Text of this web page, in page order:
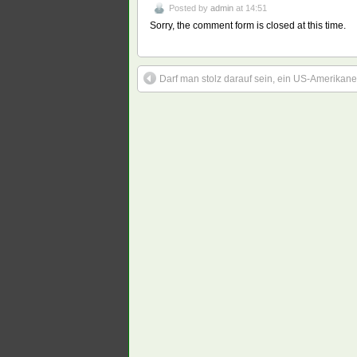
Posted by admin at 14:51
Sorry, the comment form is closed at this time.
Darf man stolz darauf sein, ein US-